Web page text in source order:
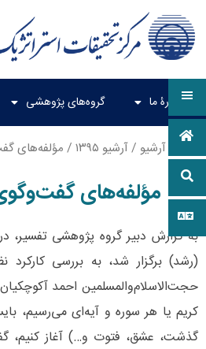
دربارۀ ما گروه‌های پژوهشی
آرشیو /آرشیو ۱۳۹۵ / مؤلفه‌های
مؤلفه‌های
به گزارش دبیر گروه پژوهشی
(رشد) برگزار شد، به بررسی کارکرد
حجت‌الاسلام‌والمسلمین احمد
کریم یا هر سوره و آیه‌ا‌‌‌ی می‌رسیم،
گذشت، عشق، فتوت و…) آغاز کنیم،